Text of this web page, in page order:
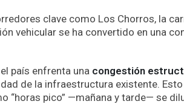
clave como Los Chorros, la
vehicular se ha convertido en una
país enfrenta una congestión
de la infraestructura existente.
pico” —mañana y tarde— se